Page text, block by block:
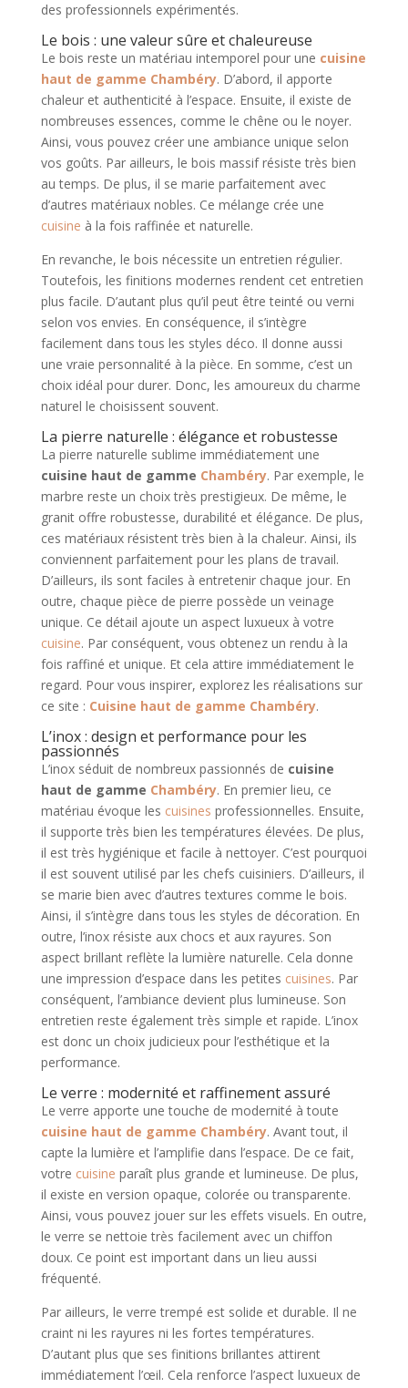
des professionnels expérimentés.
Le bois : une valeur sûre et chaleureuse
Le bois reste un matériau intemporel pour une cuisine
haut de gamme Chambéry. D’abord, il apporte
chaleur et authenticité à l’espace. Ensuite, il existe de
nombreuses essences, comme le chêne ou le noyer.
Ainsi, vous pouvez créer une ambiance unique selon
vos goûts. Par ailleurs, le bois massif résiste très bien
au temps. De plus, il se marie parfaitement avec
d’autres matériaux nobles. Ce mélange crée une
cuisine à la fois raffinée et naturelle.
En revanche, le bois nécessite un entretien régulier.
Toutefois, les finitions modernes rendent cet entretien
plus facile. D’autant plus qu’il peut être teinté ou verni
selon vos envies. En conséquence, il s’intègre
facilement dans tous les styles déco. Il donne aussi
une vraie personnalité à la pièce. En somme, c’est un
choix idéal pour durer. Donc, les amoureux du charme
naturel le choisissent souvent.
La pierre naturelle : élégance et robustesse
La pierre naturelle sublime immédiatement une
cuisine haut de gamme Chambéry. Par exemple, le
marbre reste un choix très prestigieux. De même, le
granit offre robustesse, durabilité et élégance. De plus,
ces matériaux résistent très bien à la chaleur. Ainsi, ils
conviennent parfaitement pour les plans de travail.
D’ailleurs, ils sont faciles à entretenir chaque jour. En
outre, chaque pièce de pierre possède un veinage
unique. Ce détail ajoute un aspect luxueux à votre
cuisine. Par conséquent, vous obtenez un rendu à la
fois raffiné et unique. Et cela attire immédiatement le
regard. Pour vous inspirer, explorez les réalisations sur
ce site : Cuisine haut de gamme Chambéry.
L’inox : design et performance pour les
passionnés
L’inox séduit de nombreux passionnés de cuisine
haut de gamme Chambéry. En premier lieu, ce
matériau évoque les cuisines professionnelles. Ensuite,
il supporte très bien les températures élevées. De plus,
il est très hygiénique et facile à nettoyer. C’est pourquoi
il est souvent utilisé par les chefs cuisiniers. D’ailleurs, il
se marie bien avec d’autres textures comme le bois.
Ainsi, il s’intègre dans tous les styles de décoration. En
outre, l’inox résiste aux chocs et aux rayures. Son
aspect brillant reflète la lumière naturelle. Cela donne
une impression d’espace dans les petites cuisines. Par
conséquent, l’ambiance devient plus lumineuse. Son
entretien reste également très simple et rapide. L’inox
est donc un choix judicieux pour l’esthétique et la
performance.
Le verre : modernité et raffinement assuré
Le verre apporte une touche de modernité à toute
cuisine haut de gamme Chambéry. Avant tout, il
capte la lumière et l’amplifie dans l’espace. De ce fait,
votre cuisine paraît plus grande et lumineuse. De plus,
il existe en version opaque, colorée ou transparente.
Ainsi, vous pouvez jouer sur les effets visuels. En outre,
le verre se nettoie très facilement avec un chiffon
doux. Ce point est important dans un lieu aussi
fréquenté.
Par ailleurs, le verre trempé est solide et durable. Il ne
craint ni les rayures ni les fortes températures.
D’autant plus que ses finitions brillantes attirent
immédiatement l’œil. Cela renforce l’aspect luxueux de